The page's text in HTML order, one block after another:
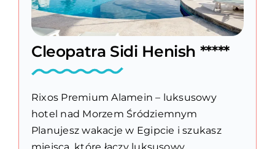
Cleopatra Sidi Henish *****
Rixos Premium Alamein – luksusowy
hotel nad Morzem Śródziemnym
Planujesz wakacje w Egipcie i szukasz